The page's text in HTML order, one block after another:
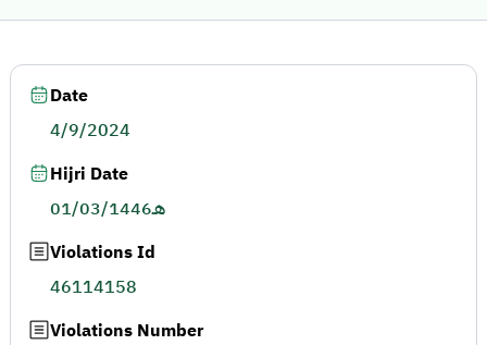
Date
4/9/2024
Hijri Date
01/03/1446هـ
Violations Id
46114158
Violations Number